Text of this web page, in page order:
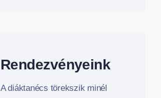
Rendezvényeink
A diáktanécs törekszik minél